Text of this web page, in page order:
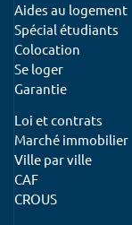
Aides au logement
Spécial étudiants
Colocation
Se loger
Garantie
Loi et contrats
Marché immobilier
Ville par ville
CAF
CROUS